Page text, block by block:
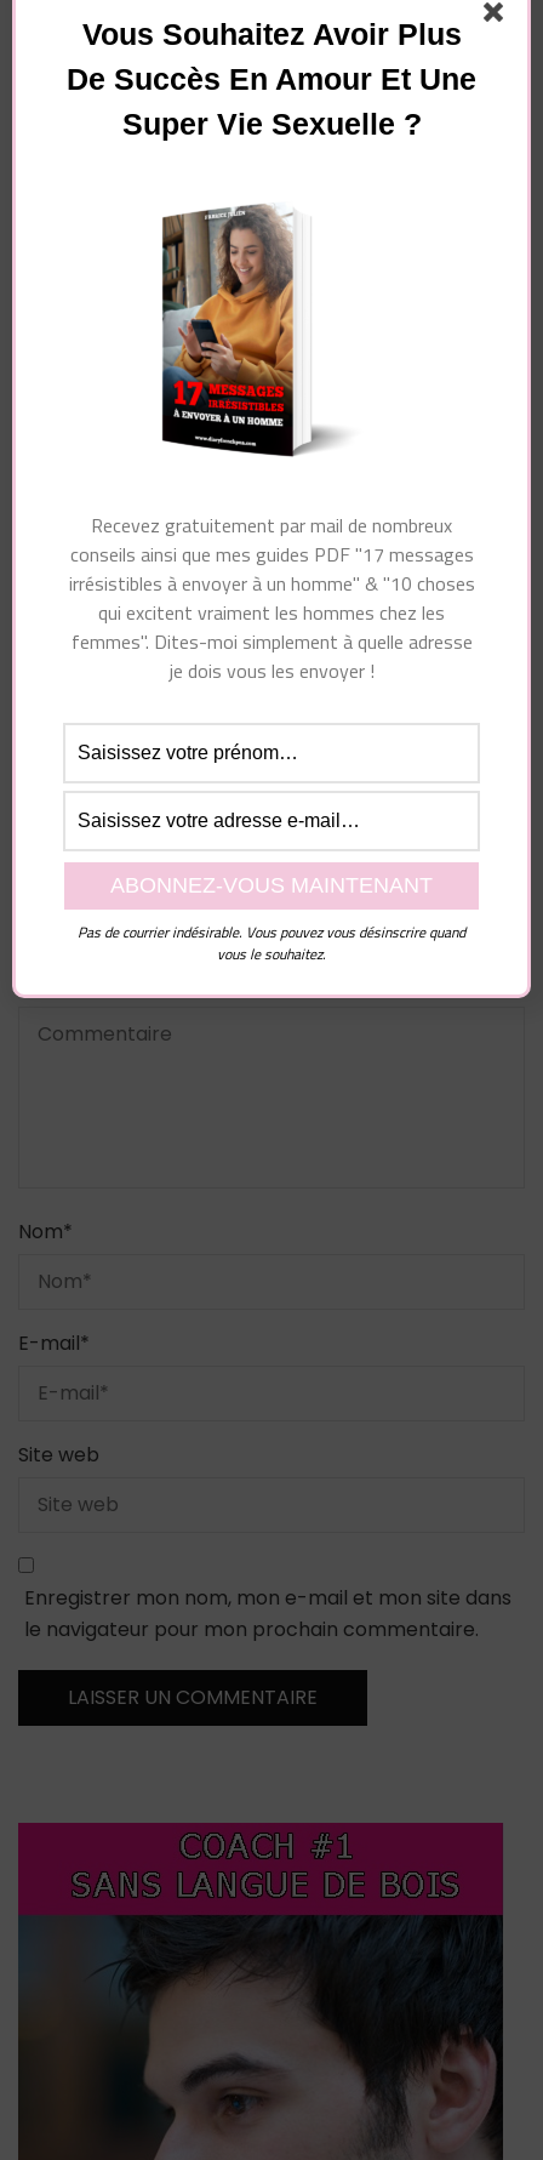
Navigation
Article précédent
Faire l’amour le
premier soir – Que
pense un homme
d’une femme qui
RESPECT dans le
Vous pourriez également aimer...
Laisser un commentaire
Votre adresse e-mail ne sera pas publiée.Les
champs obligatoires sont indiqués avec*
Nom*
E-mail*
Site web
Enregistrer mon nom, mon e-mail et mon site dans
le navigateur pour mon prochain commentaire.
Vous Souhaitez Avoir Plus
De Succès En Amour Et Une
Super Vie Sexuelle ?
Recevez gratuitement par mail de nombreux
conseils ainsi que mes guides PDF "17 messages
irrésistibles à envoyer à un homme" & "10 choses
qui excitent vraiment les hommes chez les
femmes". Dites-moi simplement à quelle adresse
je dois vous les envoyer !
Pas de courrier indésirable. Vous pouvez vous désinscrire quand
vous le souhaitez.